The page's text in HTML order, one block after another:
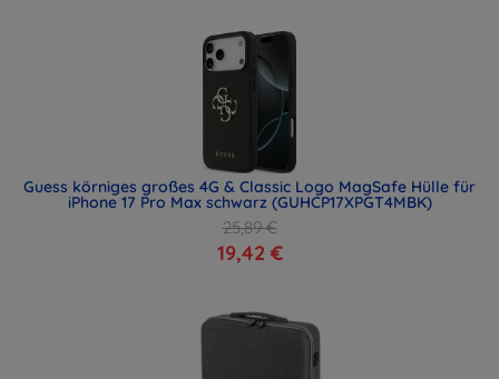
Guess körniges großes 4G & Classic Logo MagSafe Hülle für
iPhone 17 Pro Max schwarz (GUHCP17XPGT4MBK)
25,89 €
19,42 €